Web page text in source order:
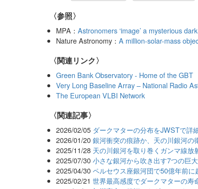
〈参照〉
MPA：Astronomers ‘image’ a mysterious
Nature Astronomy：A million-solar-mass
〈関連リンク〉
Green Bank Observatory - Home of the GBT
Very Long Baseline Array – National Radio
The European VLBI Network
関連記事
2026/02/05 ダークマターの分布をJWSTで詳
2026/01/20 銀河衝突の痕跡か、天の川銀河の
2025/11/28 天の川銀河を取り巻くガンマ線
2025/07/30 小さな銀河から吹き出す7つの巨
2025/04/30 ペルセウス座銀河団で50億年前に
2025/02/21 世界最高感度でダークマターの寿